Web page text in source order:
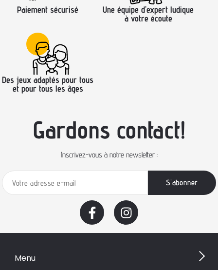
Paiement sécurisé
Une équipe d’expert ludique
à votre écoute
Des jeux adaptés pour tous
et pour tous les âges
Gardons contact!
Inscrivez-vous à notre newsletter :
Menu